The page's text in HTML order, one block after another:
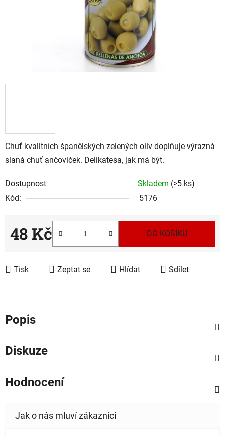
Chuť kvalitních španělských zelených oliv doplňuje výrazná
slaná chuť ančoviček. Delikatesa, jak má být.
Dostupnost Skladem (>5 ks)
Kód:
5176
48 Kč
Měrná cena:
DO KOŠÍKU
Tisk Zeptat se Hlídat Sdílet
Popis
Diskuze
Hodnocení